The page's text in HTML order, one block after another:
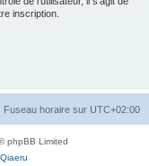
inscription.
Fuseau horaire sur UTC+02:00
phpBB Limited
Qiaeru